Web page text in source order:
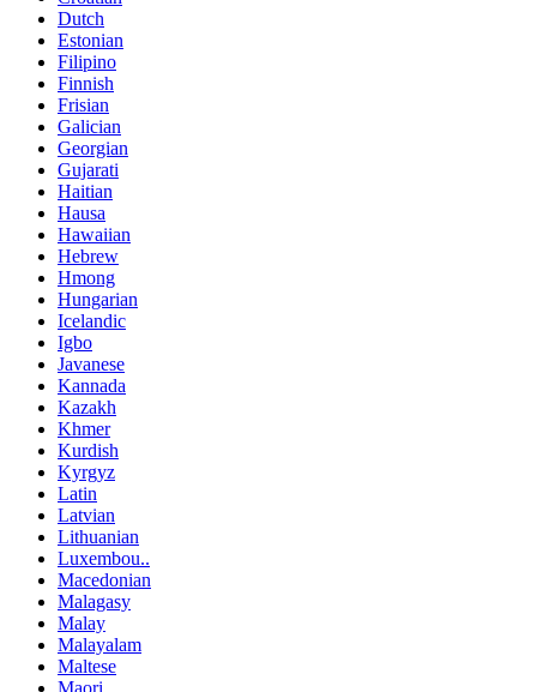
Dutch
Estonian
Filipino
Finnish
Frisian
Galician
Georgian
Gujarati
Haitian
Hausa
Hawaiian
Hebrew
Hmong
Hungarian
Icelandic
Igbo
Javanese
Kannada
Kazakh
Khmer
Kurdish
Kyrgyz
Latin
Latvian
Lithuanian
Luxembou..
Macedonian
Malagasy
Malay
Malayalam
Maltese